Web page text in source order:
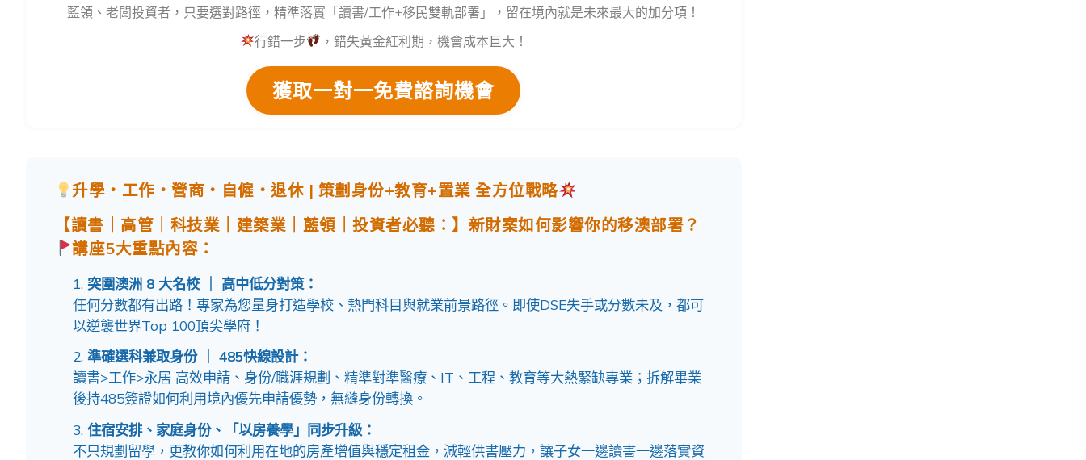
藍領、老闆投資者，只要選對路徑，精準落實「讀書/工作+移民雙軌部署」，留在境內就是未來最大的加分項！
行錯一步
，錯失黃金紅利期，機會成本巨大！
獲取一對一免費諮詢機會
升學・工作・營商・自僱・退休 | 策劃身份+教育+置業 全方位戰略
【讀書｜高管｜科技業｜建築業｜藍領｜投資者必聽：】新財案如何影響你的移澳部署？
講座5大重點內容：
突圍澳洲 8 大名校 ｜ 高中低分對策：
任何分數都有出路！專家為您量身打造學校、熱門科目與就業前景路徑。即使DSE失手或分數未及，都可
以逆襲世界Top 100頂尖學府！
準確選科兼取身份 ｜ 485快線設計：
讀書>工作>永居 高效申請、身份/職涯規劃、精準對準醫療、IT、工程、教育等大熱緊缺專業；拆解畢業
後持485簽證如何利用境內優先申請優勢，無縫身份轉換。
住宿安排、家庭身份、「以房養學」同步升級：
不只規劃留學，更教你如何利用在地的房產增值與穩定租金，減輕供書壓力，讓子女一邊讀書一邊落實資